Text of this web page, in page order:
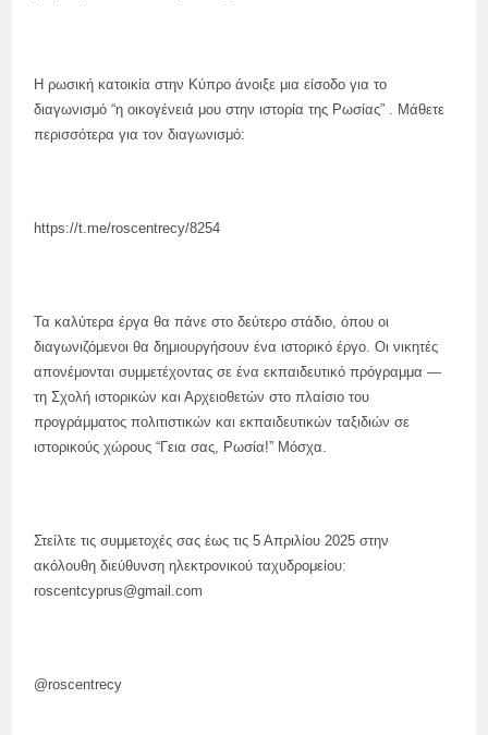
Η ρωσική κατοικία στην Κύπρο άνοιξε μια είσοδο για το
διαγωνισμό “η οικογένειά μου στην ιστορία της Ρωσίας” . Μάθετε
περισσότερα για τον διαγωνισμό:
https://t.me/roscentrecy/8254
Τα καλύτερα έργα θα πάνε στο δεύτερο στάδιο, όπου οι
διαγωνιζόμενοι θα δημιουργήσουν ένα ιστορικό έργο. Οι νικητές
απονέμονται συμμετέχοντας σε ένα εκπαιδευτικό πρόγραμμα —
τη Σχολή ιστορικών και Αρχειοθετών στο πλαίσιο του
προγράμματος πολιτιστικών και εκπαιδευτικών ταξιδιών σε
ιστορικούς χώρους “Γεια σας, Ρωσία!” Μόσχα.
Στείλτε τις συμμετοχές σας έως τις 5 Απριλίου 2025 στην
ακόλουθη διεύθυνση ηλεκτρονικού ταχυδρομείου:
roscentcyprus@gmail.com
@roscentrecy